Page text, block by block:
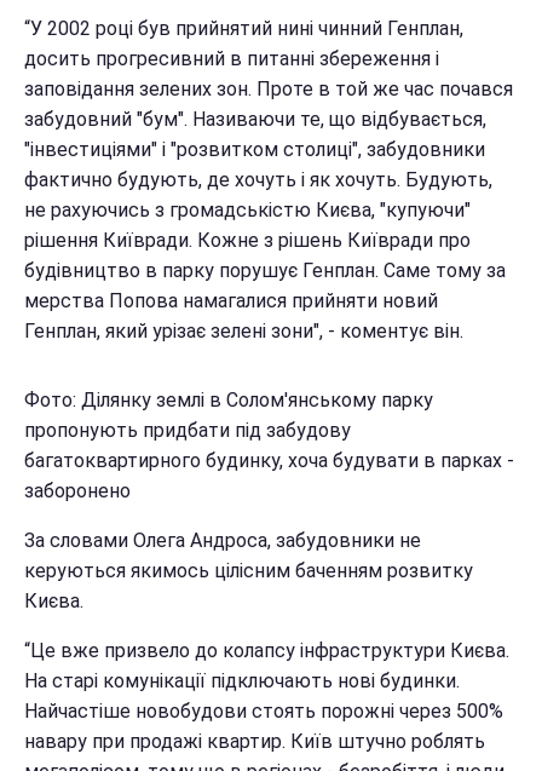
“У 2002 році був прийнятий нині чинний Генплан,
досить прогресивний в питанні збереження і
заповідання зелених зон. Проте в той же час почався
забудовний "бум". Називаючи те, що відбувається,
"інвестиціями" і "розвитком столиці", забудовники
фактично будують, де хочуть і як хочуть. Будують,
не рахуючись з громадськістю Києва, "купуючи"
рішення Київради. Кожне з рішень Київради про
будівництво в парку порушує Генплан. Саме тому за
мерства Попова намагалися прийняти новий
Генплан, який урізає зелені зони", - коментує він.
Фото: Ділянку землі в Солом'янському парку
пропонують придбати під забудову
багатоквартирного будинку, хоча будувати в парках -
заборонено
За словами Олега Андроса, забудовники не
керуються якимось цілісним баченням розвитку
Києва.
“Це вже призвело до колапсу інфраструктури Києва.
На старі комунікації підключають нові будинки.
Найчастіше новобудови стоять порожні через 500%
навару при продажі квартир. Київ штучно роблять